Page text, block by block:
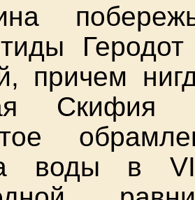
причем
Скифия
воды в